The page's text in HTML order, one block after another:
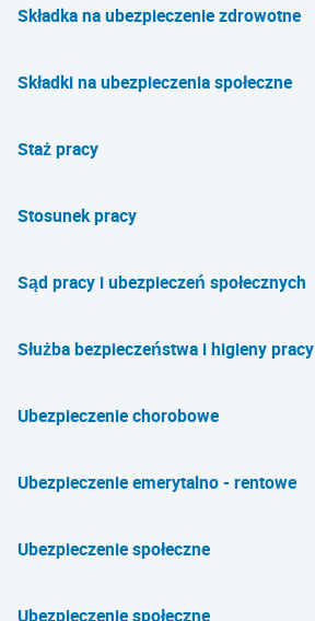
Składka na ubezpieczenie zdrowotne
Składki na ubezpieczenia społeczne
Staż pracy
Stosunek pracy
Sąd pracy i ubezpieczeń społecznych
Służba bezpieczeństwa i higieny pracy
Ubezpieczenie chorobowe
Ubezpieczenie emerytalno - rentowe
Ubezpieczenie społeczne
Ubezpieczenie społeczne